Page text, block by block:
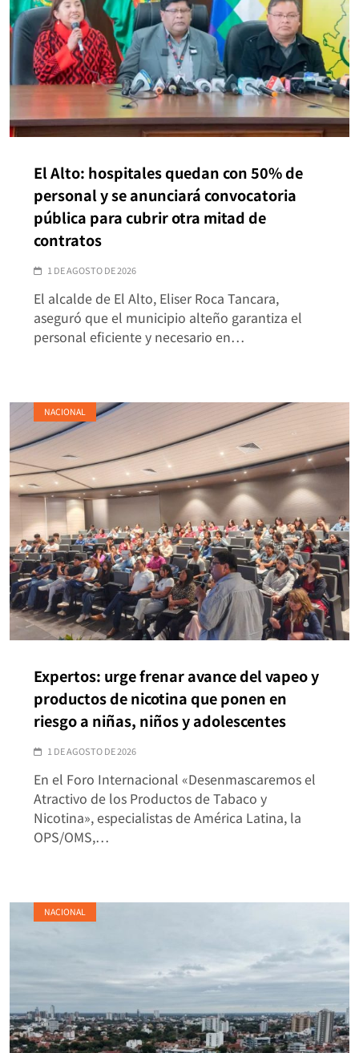
El Alto: hospitales quedan con 50% de
personal y se anunciará convocatoria
pública para cubrir otra mitad de
contratos
1 DE AGOSTO DE 2026
El alcalde de El Alto, Eliser Roca Tancara,
aseguró que el municipio alteño garantiza el
personal eficiente y necesario en…
NACIONAL
Expertos: urge frenar avance del vapeo y
productos de nicotina que ponen en
riesgo a niñas, niños y adolescentes
1 DE AGOSTO DE 2026
En el Foro Internacional «Desenmascaremos el
Atractivo de los Productos de Tabaco y
Nicotina», especialistas de América Latina, la
OPS/OMS,…
NACIONAL